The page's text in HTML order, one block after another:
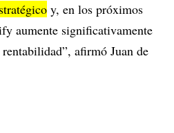
y, en los próximos
aumente significativamente
afirmó Juan de